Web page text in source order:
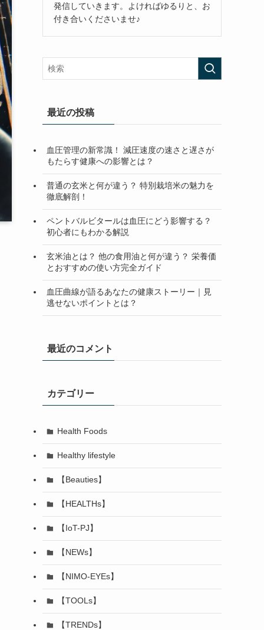
発信していきます。よければゆるりと、お
付き合いくださいませ♪
最近の投稿
血圧管理の新常識！ 減圧速度の速さと遅さが
もたらす健康への影響とは？
普通の玄米と何が違う？ 特別栽培米の魅力を
徹底解剖！
ペントバルビタールは血圧にどう影響する？
初心者にもわかる解説
玄米油とは？ 他の食用油と何が違う？ 栄養価
とおすすめの使い方完全ガイド
血圧曲線が語るあなたの健康ストーリー｜見
逃せないポイントとは？
最近のコメント
カテゴリー
Health Foods
Healthy lifestyle
【Beauties】
【HEALTHs】
【IoT-PJ】
【NEWs】
【NIMO-EYEs】
【TOOLs】
【TRENDs】